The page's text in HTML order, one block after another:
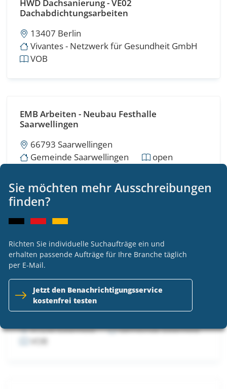
HWD Dachsanierung - VE02
Dachabdichtungsarbeiten
13407 Berlin
Vivantes - Netzwerk für Gesundheit GmbH
VOB
EMB Arbeiten - Neubau Festhalle
Saarwellingen
66793 Saarwellingen
Gemeinde Saarwellingen
open
Stahlbauarbeiten
VOB
Neubau Grundschule und Kindertagesstätte
Estenfeld - Metallbauarbeiten Fassade BA 2
97230 Estenfeld
Gemeinde Estenfeld
VOB
Sie möchten mehr Ausschreibungen
finden?
Richten Sie individuelle Suchaufträge ein und
erhalten passende Aufträge für Ihre Branche täglich
per E-Mail.
Jetzt den Benachrichtigungsservice
kostenfrei testen